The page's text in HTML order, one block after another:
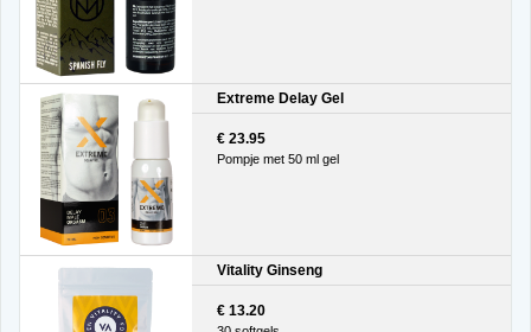
Extreme Delay Gel
€ 23.95
Pompje met 50 ml gel
Vitality Ginseng
€ 13.20